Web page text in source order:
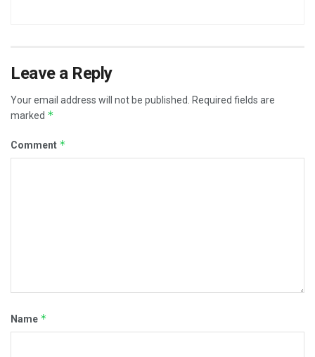
Leave a Reply
Your email address will not be published.
Required fields are
marked *
Comment *
Name *